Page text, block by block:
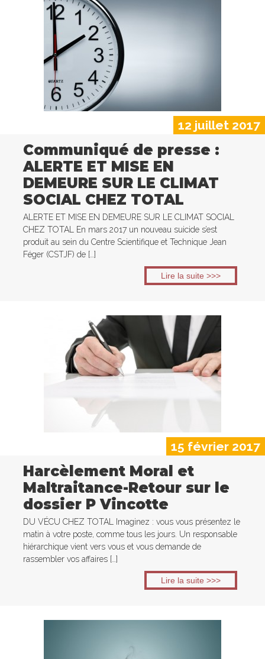
12 juillet 2017
Communiqué de presse :
ALERTE ET MISE EN
DEMEURE SUR LE CLIMAT
SOCIAL CHEZ TOTAL
ALERTE ET MISE EN DEMEURE SUR LE CLIMAT SOCIAL
CHEZ TOTAL En mars 2017 un nouveau suicide s’est
produit au sein du Centre Scientifique et Technique Jean
Féger (CSTJF) de […]
Lire la suite >>>
15 février 2017
Harcèlement Moral et
Maltraitance-Retour sur le
dossier P Vincotte
DU VÉCU CHEZ TOTAL Imaginez : vous vous présentez le
matin à votre poste, comme tous les jours. Un responsable
hiérarchique vient vers vous et vous demande de
rassembler vos affaires […]
Lire la suite >>>